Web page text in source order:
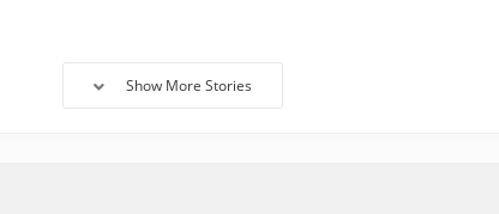
Show More Stories